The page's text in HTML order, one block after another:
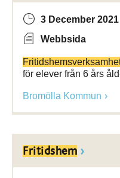
3 December 2021
Webbsida
för elever från 6 års
Bromölla Kommun
Fritidshem